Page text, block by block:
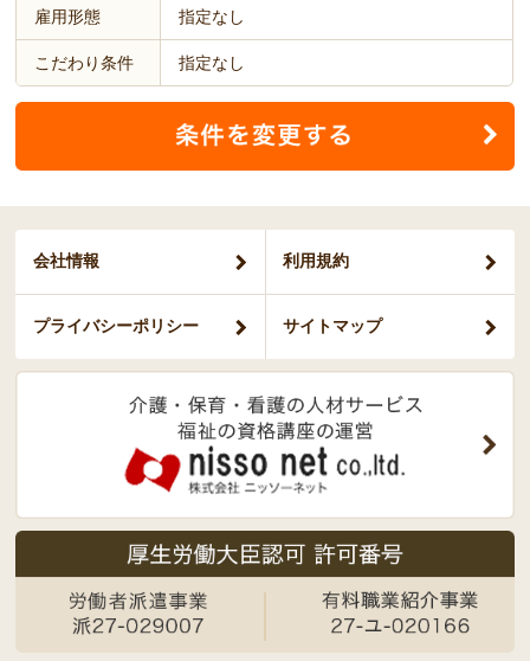
雇用形態 指定なし
こだわり条件 指定なし
会社情報 利用規約
プライバシーポリシー サイトマップ